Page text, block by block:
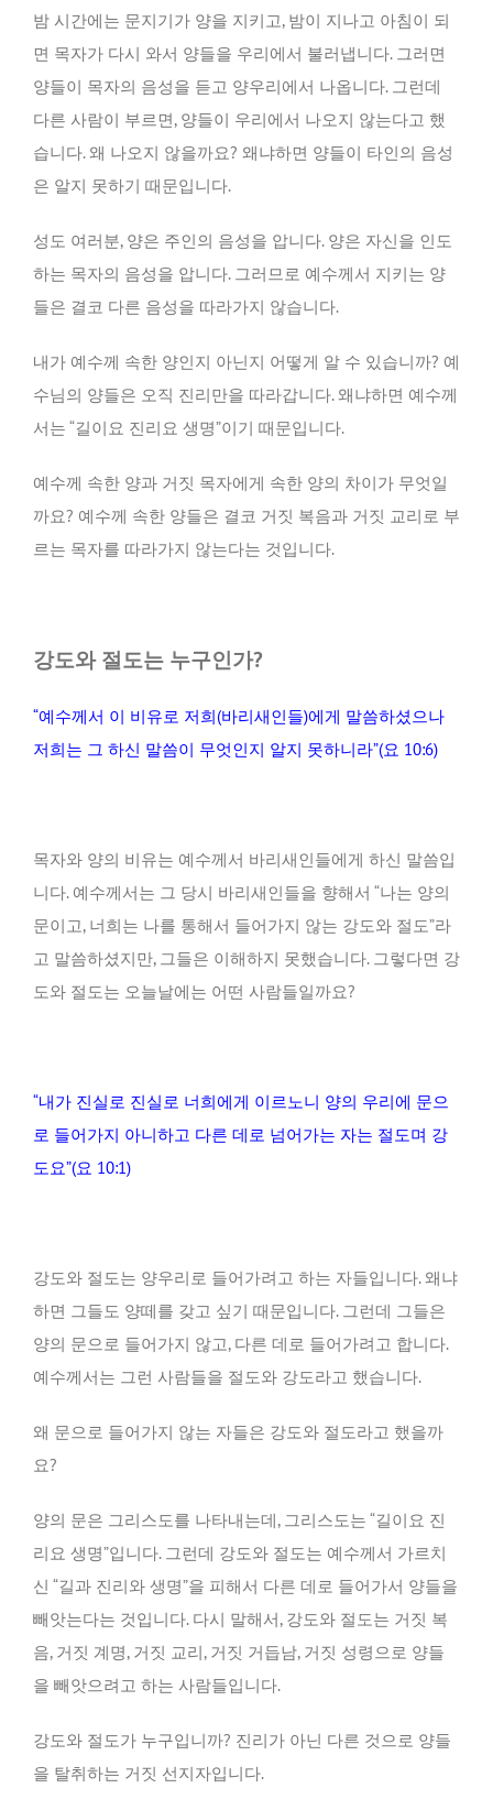
밤 시간에는 문지기가 양을 지키고, 밤이 지나고 아침이 되
면 목자가 다시 와서 양들을 우리에서 불러냅니다. 그러면
양들이 목자의 음성을 듣고 양우리에서 나옵니다. 그런데
다른 사람이 부르면, 양들이 우리에서 나오지 않는다고 했
습니다. 왜 나오지 않을까요? 왜냐하면 양들이 타인의 음성
은 알지 못하기 때문입니다.
성도 여러분, 양은 주인의 음성을 압니다. 양은 자신을 인도
하는 목자의 음성을 압니다. 그러므로 예수께서 지키는 양
들은 결코 다른 음성을 따라가지 않습니다.
내가 예수께 속한 양인지 아닌지 어떻게 알 수 있습니까? 예
수님의 양들은 오직 진리만을 따라갑니다. 왜냐하면 예수께
서는 “길이요 진리요 생명”이기 때문입니다.
예수께 속한 양과 거짓 목자에게 속한 양의 차이가 무엇일
까요? 예수께 속한 양들은 결코 거짓 복음과 거짓 교리로 부
르는 목자를 따라가지 않는다는 것입니다.
강도와 절도는 누구인가?
“예수께서 이 비유로 저희(바리새인들)에게 말씀하셨으나
저희는 그 하신 말씀이 무엇인지 알지 못하니라”(요 10:6)
목자와 양의 비유는 예수께서 바리새인들에게 하신 말씀입
니다. 예수께서는 그 당시 바리새인들을 향해서 “나는 양의
문이고, 너희는 나를 통해서 들어가지 않는 강도와 절도”라
고 말씀하셨지만, 그들은 이해하지 못했습니다. 그렇다면 강
도와 절도는 오늘날에는 어떤 사람들일까요?
“내가 진실로 진실로 너희에게 이르노니 양의 우리에 문으
로 들어가지 아니하고 다른 데로 넘어가는 자는 절도며 강
도요”(요 10:1)
강도와 절도는 양우리로 들어가려고 하는 자들입니다. 왜냐
하면 그들도 양떼를 갖고 싶기 때문입니다. 그런데 그들은
양의 문으로 들어가지 않고, 다른 데로 들어가려고 합니다.
예수께서는 그런 사람들을 절도와 강도라고 했습니다.
왜 문으로 들어가지 않는 자들은 강도와 절도라고 했을까
요?
양의 문은 그리스도를 나타내는데, 그리스도는 “길이요 진
리요 생명”입니다. 그런데 강도와 절도는 예수께서 가르치
신 “길과 진리와 생명”을 피해서 다른 데로 들어가서 양들을
빼앗는다는 것입니다. 다시 말해서, 강도와 절도는 거짓 복
음, 거짓 계명, 거짓 교리, 거짓 거듭남, 거짓 성령으로 양들
을 빼앗으려고 하는 사람들입니다.
강도와 절도가 누구입니까? 진리가 아닌 다른 것으로 양들
을 탈취하는 거짓 선지자입니다.